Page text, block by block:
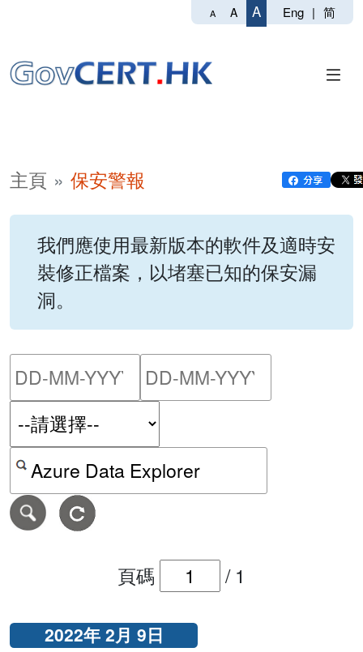
A A A Eng | 简
主頁 保安警報
我們應使用最新版本的軟件及適時安
裝修正檔案，以堵塞已知的保安漏
洞。
請輸入搜尋日期範圍的開
按關鍵字或 CVE ID 搜尋保安警報
頁碼 / 1
2022年 2月 9日